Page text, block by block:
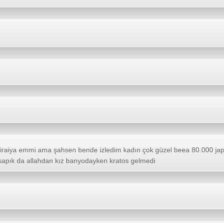
emmi ama şahsen bende izledim kadın çok güzel beea 80.000
da allahdan kız banyodayken kratos gelmedi